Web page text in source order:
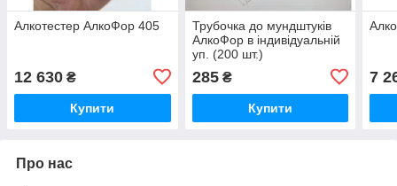
Алкотестер АлкоФор 405
12 630 ₴
Купити
Трубочка до мундштуків
АлкоФор в індивідуальній
уп. (200 шт.)
285₴
Купити
7
Про нас